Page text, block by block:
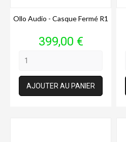
Ollo Audio - Casque Fermé R1
Prix
399,00 €
AJOUTER AU PANIER